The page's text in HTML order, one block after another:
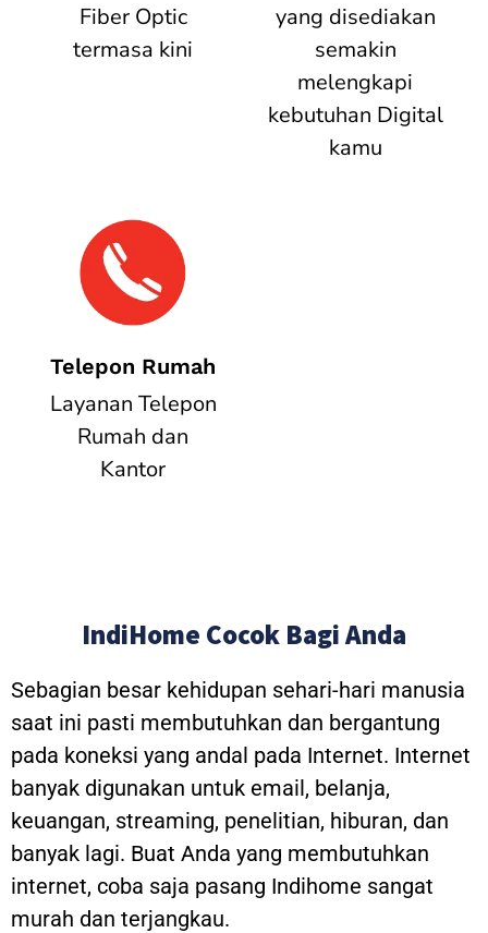
Fiber Optic
termasa kini
yang disediakan
semakin
melengkapi
kebutuhan Digital
kamu
Telepon Rumah
Layanan Telepon
Rumah dan
Kantor
IndiHome Cocok Bagi Anda
Sebagian besar kehidupan sehari-hari manusia
saat ini pasti membutuhkan dan bergantung
pada koneksi yang andal pada Internet. Internet
banyak digunakan untuk email, belanja,
keuangan, streaming, penelitian, hiburan, dan
banyak lagi. Buat Anda yang membutuhkan
internet, coba saja pasang Indihome sangat
murah dan terjangkau.